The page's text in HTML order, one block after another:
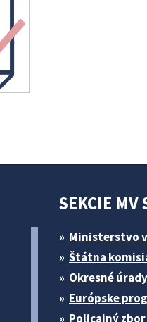
SEKCIE MV
Ministerstvo
Štátna
Okresné
Európske
Policajný zbor